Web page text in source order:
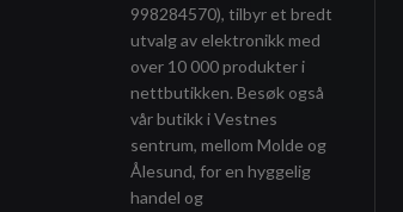
998284570), tilbyr et bredt
utvalg av elektronikk med
over 10 000 produkter i
nettbutikken. Besøk også
vår butikk i Vestnes
sentrum, mellom Molde og
Ålesund, for en hyggelig
handel og